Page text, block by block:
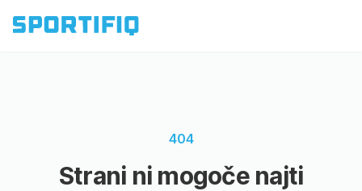
404
Strani ni mogoče najti